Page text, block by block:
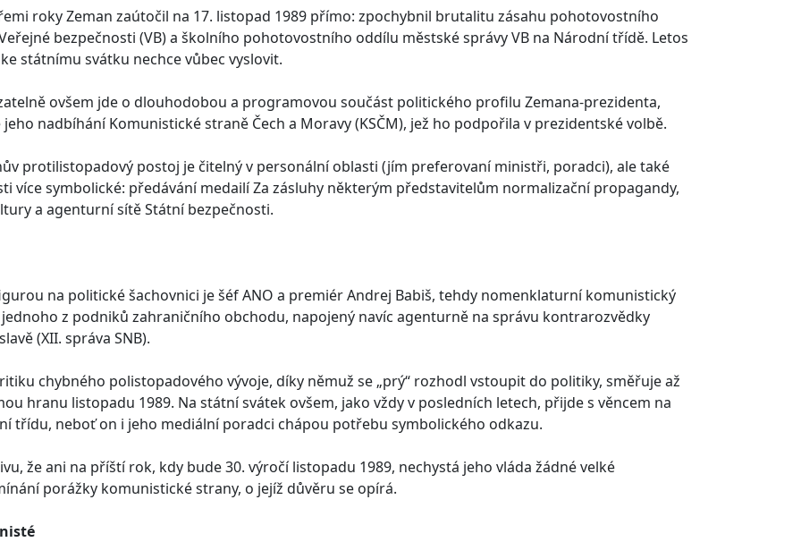
roky Zeman zaútočil na 17. listopad 1989 přímo: zpochybnil brutalitu zásahu pohotovostního
bezpečnosti (VB) a školního pohotovostního oddílu městské správy VB na Národní třídě. Letos
státnímu svátku nechce vůbec vyslovit.
ovšem jde o dlouhodobou a programovou součást politického profilu Zemana-prezidenta,
jeho nadbíhání Komunistické straně Čech a Moravy (KSČM), jež ho podpořila v prezidentské volbě.
protilistopadový postoj je čitelný v personální oblasti (jím preferovaní ministři, poradci), ale také
více symbolické: předávání medailí Za zásluhy některým představitelům normalizační propagandy,
a agenturní sítě Státní bezpečnosti.
na politické šachovnici je šéf ANO a premiér Andrej Babiš, tehdy nomenklaturní komunistický
z podniků zahraničního obchodu, napojený navíc agenturně na správu kontrarozvědky
(XII. správa SNB).
chybného polistopadového vývoje, díky němuž se „prý“ rozhodl vstoupit do politiky, směřuje až
hranu listopadu 1989. Na státní svátek ovšem, jako vždy v posledních letech, přijde s věncem na
třídu, neboť on i jeho mediální poradci chápou potřebu symbolického odkazu.
že ani na příští rok, kdy bude 30. výročí listopadu 1989, nechystá jeho vláda žádné velké
porážky komunistické strany, o jejíž důvěru se opírá.